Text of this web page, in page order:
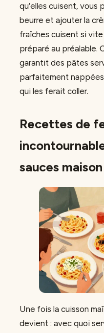
qu’elles cuisent, vous
beurre et ajouter la
fraîches cuisent si
préparé au préalable.
garantit des pâtes
parfaitement
qui les ferait coller.
Recettes de
sauces maison
Une fois la cuisson
devient : avec quoi